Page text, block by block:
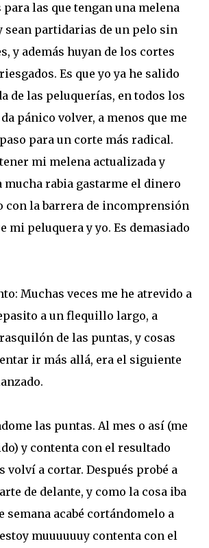
para las que tengan una melena
sean partidarias de un pelo sin
y además huyan de los cortes
Es que yo ya he salido
de las peluquerías, en todos los
pánico volver, a menos que me
para un corte más radical.
mi melena actualizada y
mucha rabia gastarme el dinero
con la barrera de incomprensión
mi peluquera y yo. Es demasiado
Muchas veces me he atrevido a
a un flequillo largo, a
de las puntas, y cosas
ir más allá, era el siguiente
las puntas. Al mes o así (me
y contenta con el resultado
volví a cortar. Después probé a
de delante, y como la cosa iba
semana acabé cortándomelo a
muuuuuuy contenta con el